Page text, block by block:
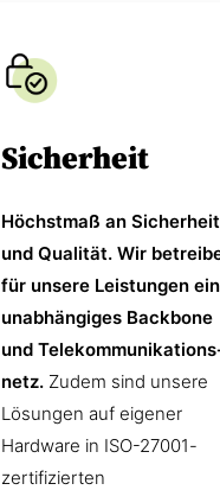
Sicherheit
Höchstmaß an Sicherheit
und Qualität. Wir
für unsere Leistungen ein
unabhängiges Backbone
und
netz. Zudem sind unsere
Lösungen auf eigener
Hardware in ISO-27001-
zertifizierten